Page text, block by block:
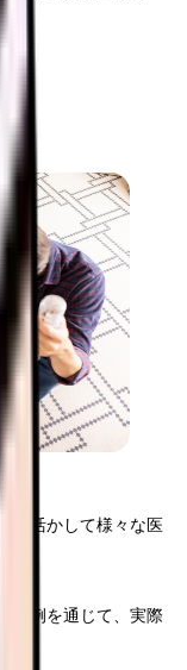
を活かして様々な医
事例を通じて、実際